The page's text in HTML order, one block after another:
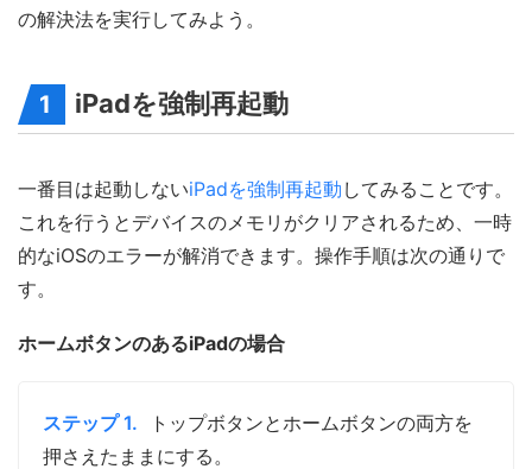
の解決法を実行してみよう。
1 iPadを強制再起動
一番目は起動しないiPadを強制再起動 してみることです。
これを行うとデバイスのメモリがクリアされるため、一時
的なiOSのエラーが解消できます。操作手順は次の通りで
す。
ホームボタンのあるiPadの場合
ステップ 1.
トップボタンとホームボタンの両方を
押さえたままにする。